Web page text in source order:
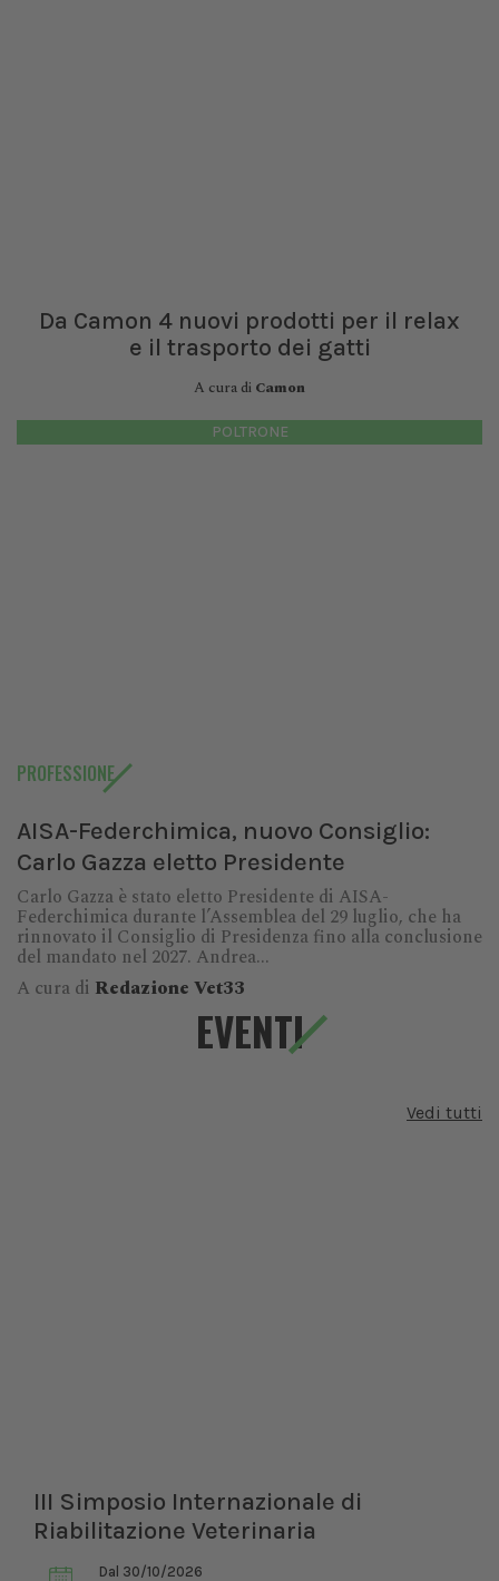
Da Camon 4 nuovi prodotti per il relax
e il trasporto dei gatti
A cura di Camon
POLTRONE
PROFESSIONE
AISA-Federchimica, nuovo Consiglio:
Carlo Gazza eletto Presidente
Carlo Gazza è stato eletto Presidente di AISA-
Federchimica durante l’Assemblea del 29 luglio, che ha
rinnovato il Consiglio di Presidenza fino alla conclusione
del mandato nel 2027. Andrea...
A cura di Redazione Vet33
EVENTI
Vedi tutti
III Simposio Internazionale di
Riabilitazione Veterinaria
Dal 30/10/2026